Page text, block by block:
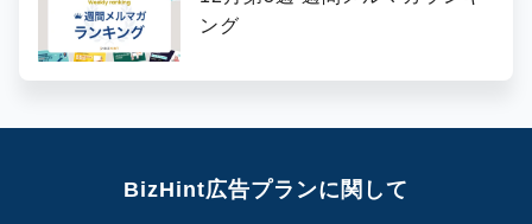
ング
BizHint広告プランに関して